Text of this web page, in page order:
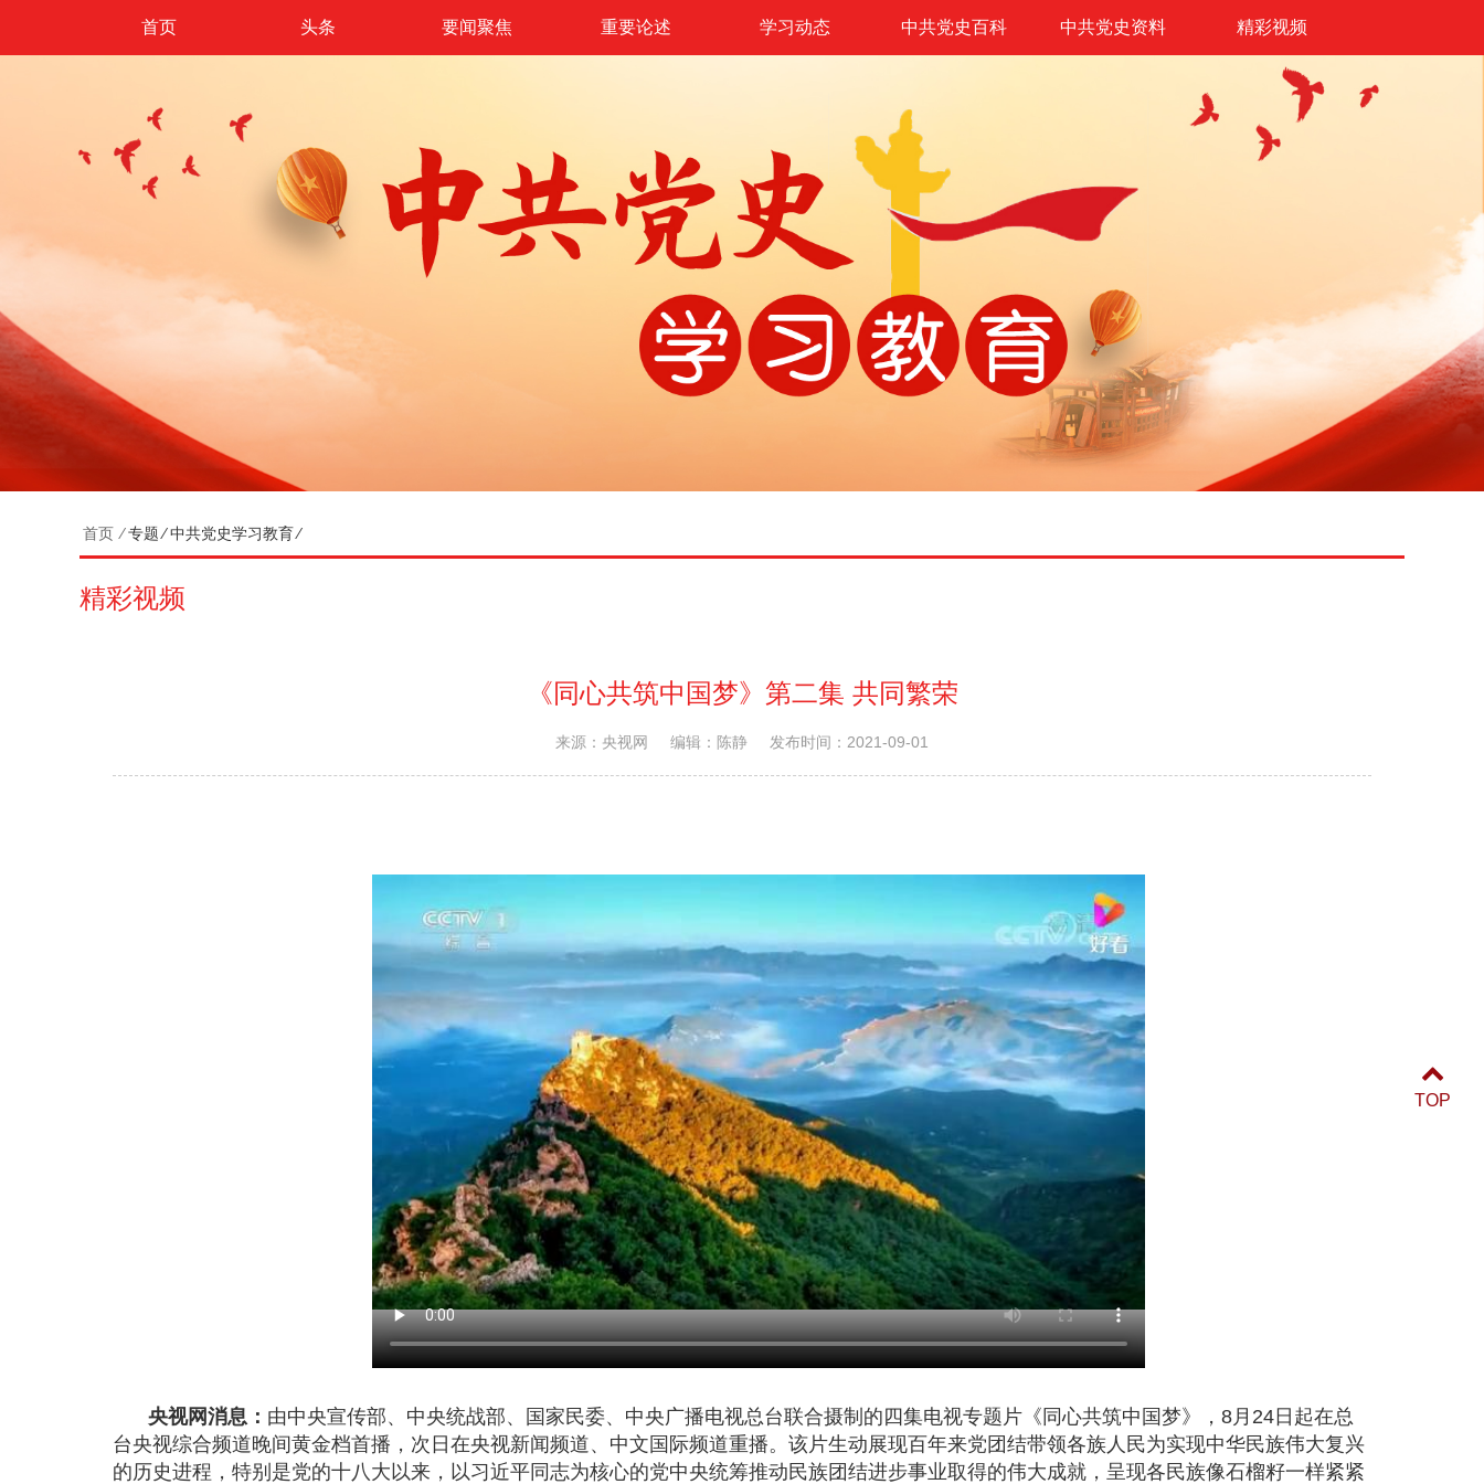
首页 头条 要闻聚焦 重要论述 学习动态 中共党史百科 中共党史资料 精彩视频
首页 ⁄专题⁄中共党史学习教育⁄
精彩视频
《同心共筑中国梦》第二集 共同繁荣
来源：央视网 编辑：陈静 发布时间：2021-09-01
央视网消息： 由中央宣传部、中央统战部、国家民委、中央广播电视总台联合摄制的四集电视专题片《同心共筑中国梦》，8月24日起在总
台央视综合频道晚间黄金档首播，次日在央视新闻频道、中文国际频道重播。该片生动展现百年来党团结带领各族人民为实现中华民族伟大复兴
的历史进程，特别是党的十八大以来，以习近平同志为核心的党中央统筹推动民族团结进步事业取得的伟大成就，呈现各民族像石榴籽一样紧紧
TOP